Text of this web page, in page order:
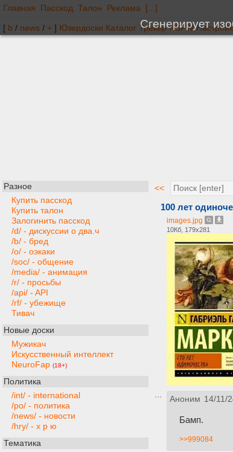
Главная Пасскод Талон Реклама [...]
[ b / news / + ] Юзердоски Каталог Трекер NSFW
Разное
Купить пасскод
Купить талон
Залогинить пасскод
/d/ - дискуссии о два.ч
/b/ - бред
/o/ - оэкаки
/soc/ - общение
/media/ - анимация
/r/ - просьбы
/api/ - API
/rf/ - убежище
Тивач
Новые доски
Мужикач
Искусственный интеллект
NeuroFap (18+)
Политика
/int/ - international
/po/ - политика
/news/ - новости
/hry/ - х р ю
Тематика
<<
100 лет
images.jpg
10Кб, 179x281
Аноним 14/11/
Бамп.
>>999084